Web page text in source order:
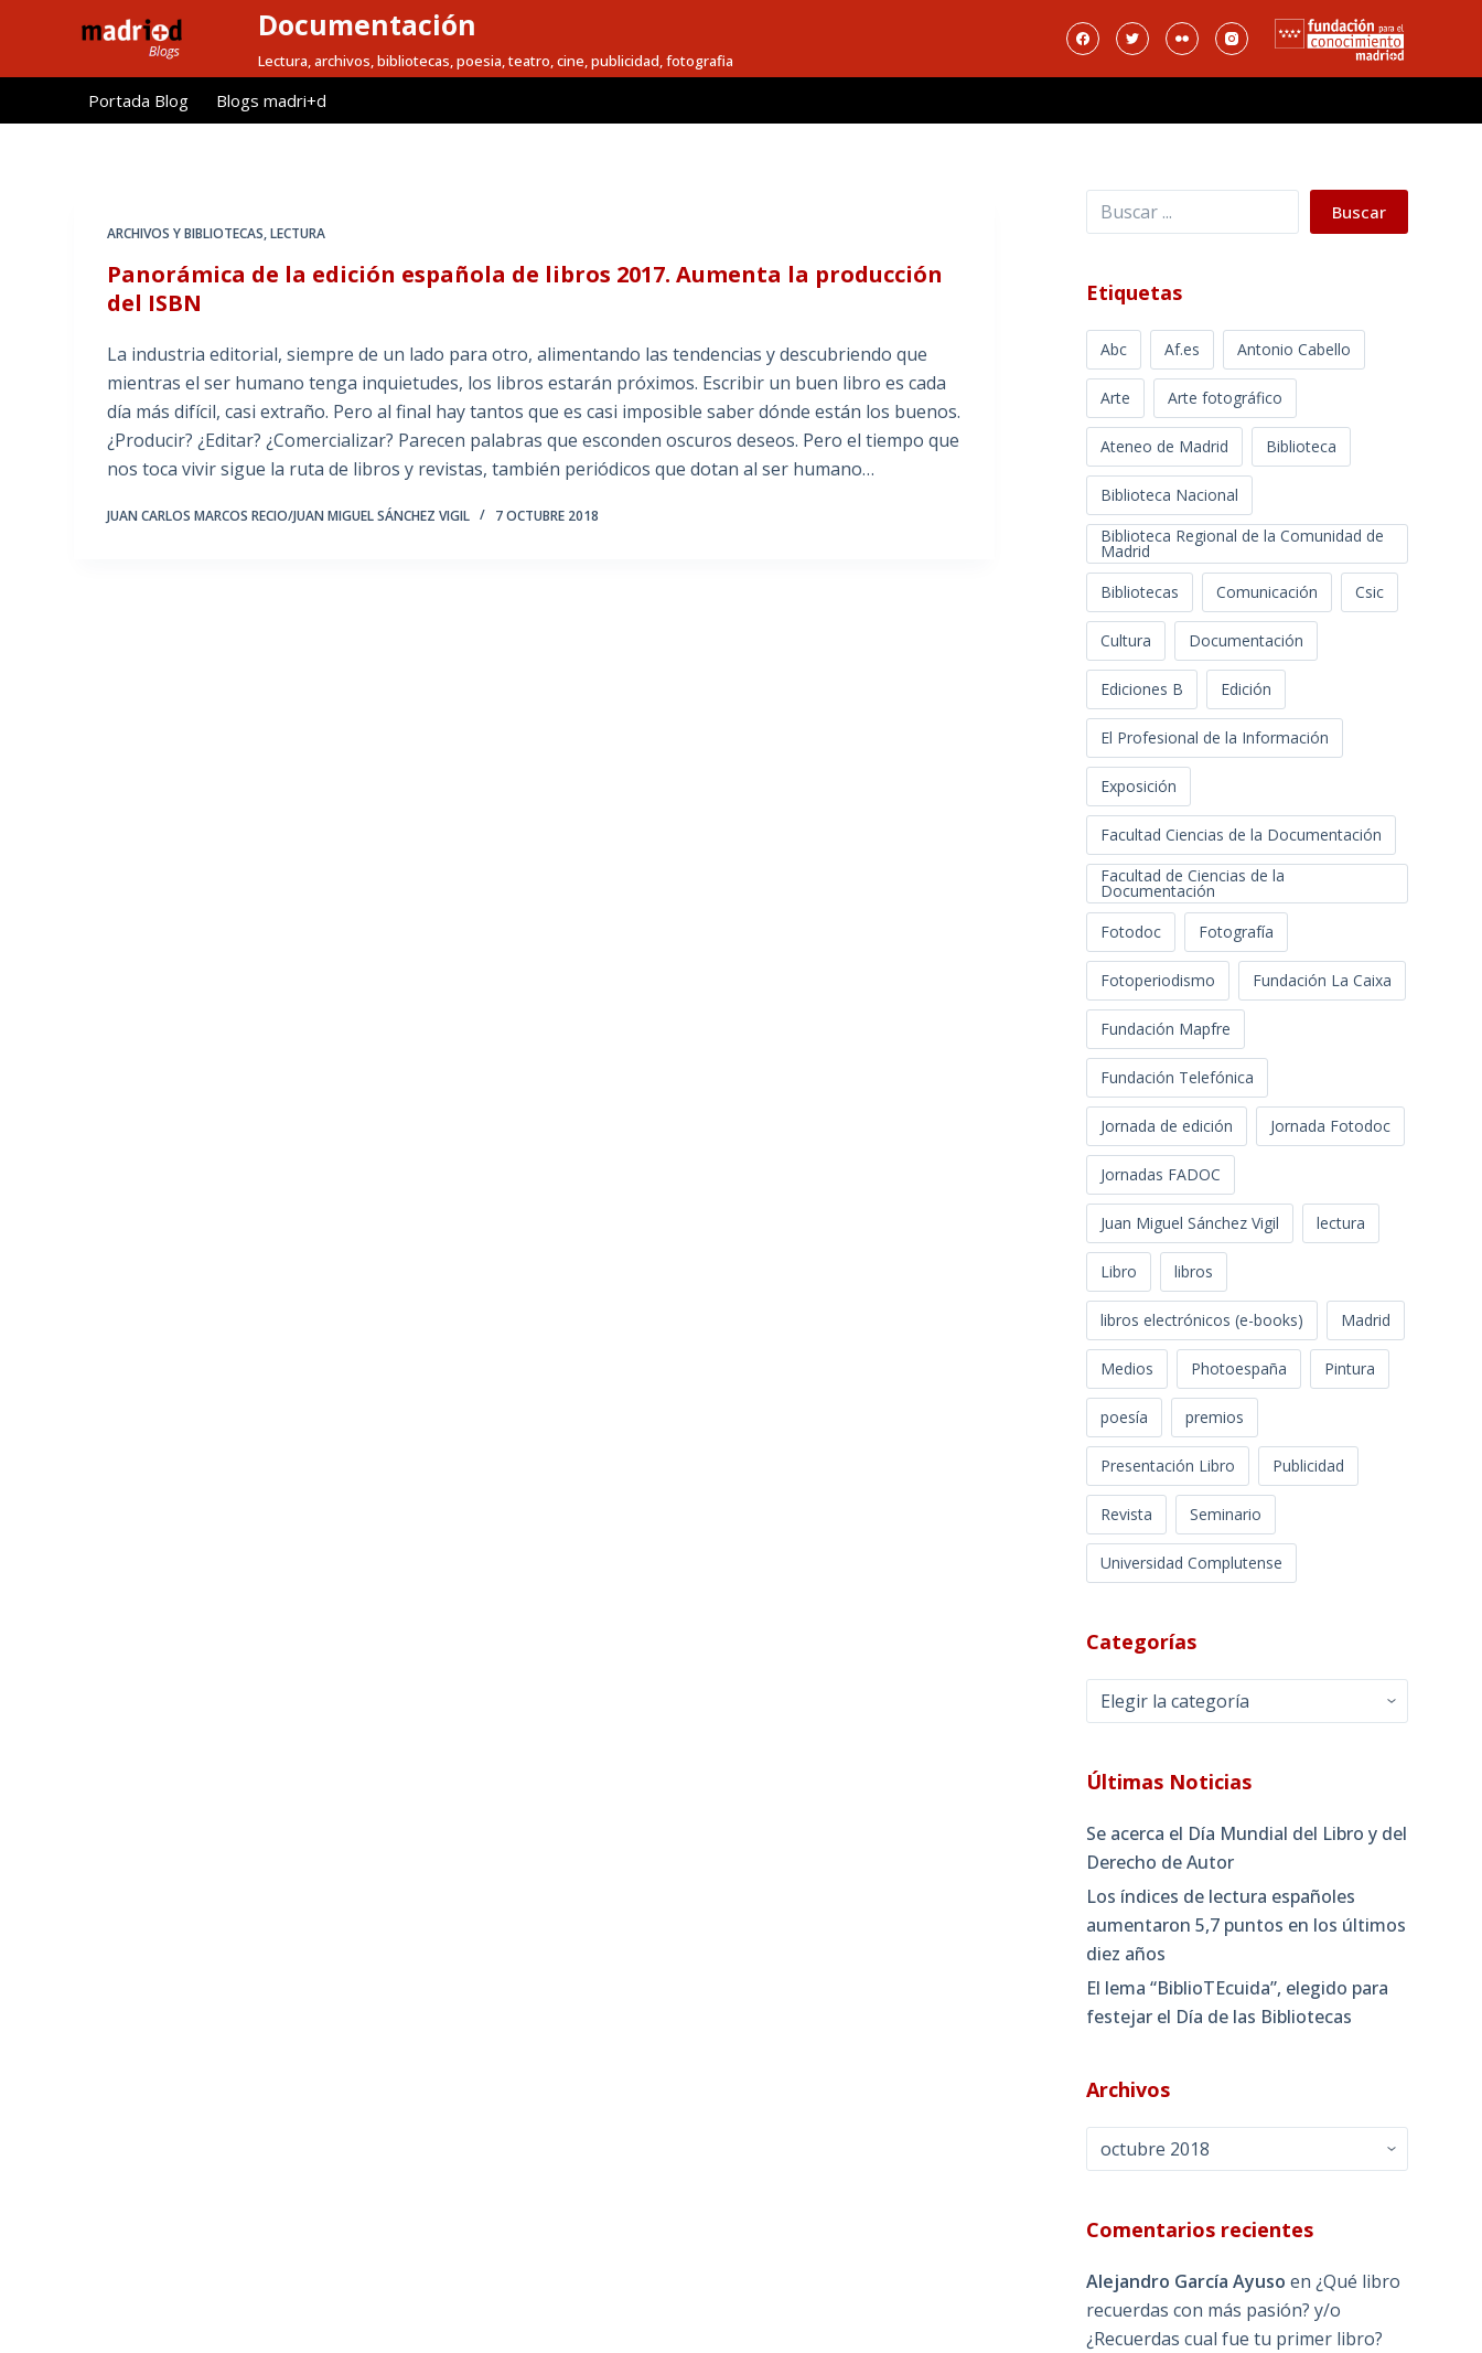
l
Documentación
Lectura, archivos, bibliotecas, poesia, teatro, cine, publicidad, fotografia
Portada Blog Blogs madri+d
ARCHIVOS Y BIBLIOTECAS,LECTURA
Panorámica de la edición española de libros 2017. Aumenta la producción
del ISBN
La industria editorial, siempre de un lado para otro, alimentando las tendencias y descubriendo que
mientras el ser humano tenga inquietudes, los libros estarán próximos. Escribir un buen libro es cada
día más difícil, casi extraño. Pero al final hay tantos que es casi imposible saber dónde están los buenos.
¿Producir? ¿Editar? ¿Comercializar? Parecen palabras que esconden oscuros deseos. Pero el tiempo que
nos toca vivir sigue la ruta de libros y revistas, también periódicos que dotan al ser humano…
JUAN CARLOS MARCOS RECIO/JUAN MIGUEL SÁNCHEZ VIGIL 7 OCTUBRE 2018
Buscar Buscar
Etiquetas
Abc Af.es Antonio Cabello
Arte Arte fotográfico
Ateneo de Madrid Biblioteca
Biblioteca Nacional
Biblioteca Regional de la Comunidad de
Madrid
Bibliotecas
Comunicación Csic
Cultura Documentación
Ediciones B Edición
El Profesional de la Información
Exposición
Facultad Ciencias de la Documentación
Facultad de Ciencias de la
Documentación
Fotodoc
Fotografía
Fotoperiodismo Fundación La Caixa
Fundación Mapfre
Fundación Telefónica
Jornada de edición Jornada Fotodoc
Jornadas FADOC
Juan Miguel Sánchez Vigil lectura
Libro libros
libros electrónicos (e-books) Madrid
Medios Photoespaña Pintura
poesía premios
Presentación Libro Publicidad
Revista Seminario
Universidad Complutense
Categorías
Categorías
Últimas Noticias
Se acerca el Día Mundial del Libro y del
Derecho de Autor
Los índices de lectura españoles
aumentaron 5,7 puntos en los últimos
diez años
El lema “BiblioTEcuida”, elegido para
festejar el Día de las Bibliotecas
Archivos
Archivos
Comentarios recientes
Alejandro García Ayuso en¿Qué libro
recuerdas con más pasión? y/o
¿Recuerdas cual fue tu primer libro?